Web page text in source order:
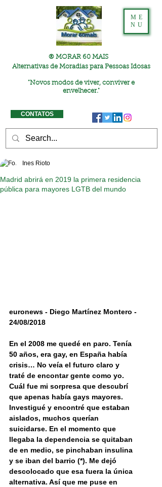
® MORAR 60 MAIS
Alternativas de Moradias para Pessoas Idosas
"Novos modos de viver, conviver e
envelhecer."
ME
NU
CONTATOS
Madrid abrirá en 2019 la primera residencia
pública para mayores LGTB del mundo
Ines Rioto
euronews - Diego Martínez Montero -
24/08/2018
En el 2008 me quedé en paro. Tenía
50 años, era gay, en España había
crisis… No veía el futuro claro y
traté de encontar gente como yo.
Cuál fue mi sorpresa que descubrí
que apenas había gays mayores.
Investigué y encontré que estaban
aislados, muchos querían
suicidarse. En el momento que
llegaba la dependencia se quitaban
de en medio, se pinchaban insulina
y se iban del barrio (*). Me dejó
descolocado que esa fuera la única
alternativa. Así que me puse en